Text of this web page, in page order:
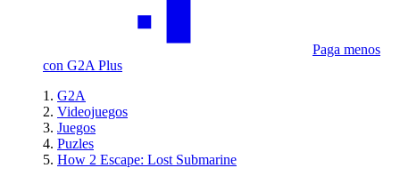
Paga menos
con G2A Plus
G2A
Videojuegos
Juegos
Puzles
How 2 Escape: Lost Submarine